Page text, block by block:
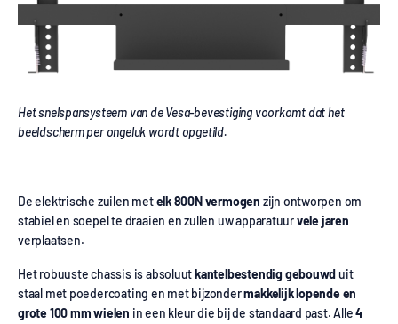
Het snelspansysteem van de Vesa-bevestiging voorkomt dat het
beeldscherm per ongeluk wordt opgetild.
De elektrische zuilen metelk 800N vermogen zijn ontworpen om
stabiel en soepel te draaien en zullen uw apparatuurvele jaren
verplaatsen.
Het robuuste chassis is absoluutkantelbestendig gebouwduit
staal met poedercoating en met bijzondermakkelijk lopende en
grote 100 mm wielen in een kleur die bij de standaard past. Alle4